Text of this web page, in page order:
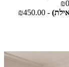
- ₪450.00